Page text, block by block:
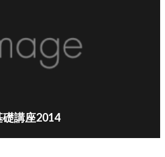
講座2014